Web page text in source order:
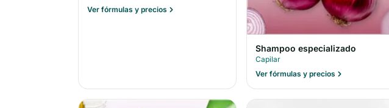
Ver fórmulas y precios
Shampoo especializado
Capilar
Ver fórmulas y precios